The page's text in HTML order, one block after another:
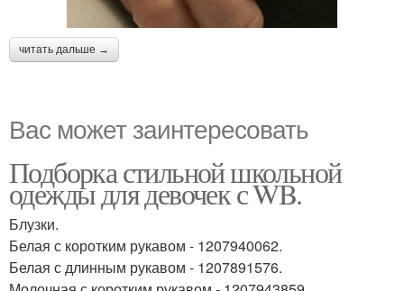
читать дальше →
Вас может заинтересовать
Подборка стильной школьной
одежды для девочек с WB.
Блузки.
Белая с коротким рукавом - 1207940062.
Белая с длинным рукавом - 1207891576.